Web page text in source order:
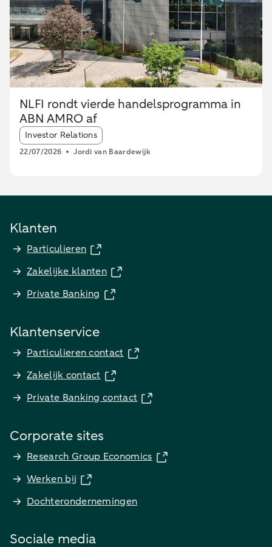
NLFI rondt vierde handelsprogramma in
ABN AMRO af
Article tags:
Investor Relations
22/07/2026 Jordi van Baardewijk
Klanten
Particulieren
Zakelijke klanten
Private Banking
Klantenservice
Particulieren contact
Zakelijk contact
Private Banking contact
Corporate sites
Research Group Economics
Werken bij
Dochterondernemingen
Sociale media